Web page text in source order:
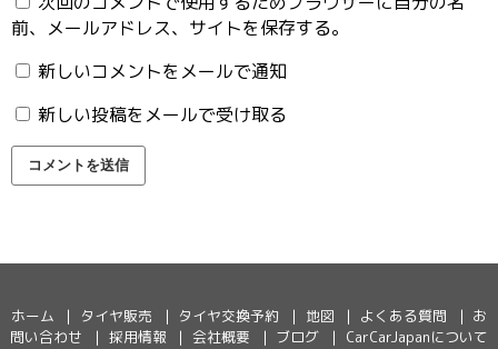
前、メールアドレス、サイトを保存する。
新しいコメントをメールで通知
新しい投稿をメールで受け取る
ホーム タイヤ販売 タイヤ交換予約 地図 よくある質問
お
問い合わせ
採用情報 会社概要 ブログ CarCarJapanについて